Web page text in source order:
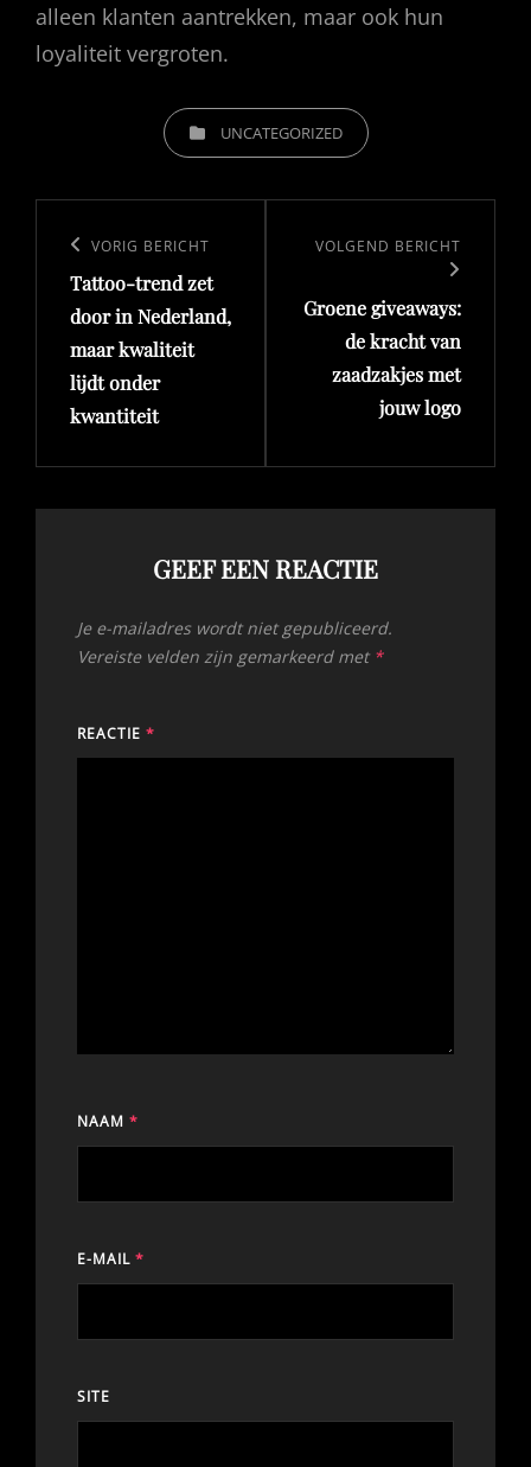
alleen klanten aantrekken, maar ook hun
loyaliteit vergroten.
CATEGORIEËNUNCATEGORIZED
navigatie
Vorig
bericht
VORIG BERICHT
Tattoo-trend zet
door in Nederland,
maar kwaliteit
lijdt onder
kwantiteit
Volgend
VOLGEND BERICHT
Groene giveaways:
de kracht van
zaadzakjes met
jouw logo
GEEF EEN REACTIE
Je e-mailadres wordt niet gepubliceerd.
Vereiste velden zijn gemarkeerd met *
REACTIE *
NAAM *
E-MAIL *
SITE